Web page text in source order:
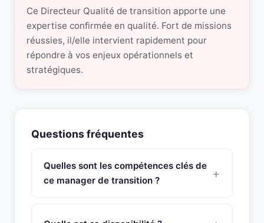
Ce Directeur Qualité de transition apporte une
expertise confirmée en qualité. Fort de missions
réussies, il/elle intervient rapidement pour
répondre à vos enjeux opérationnels et
stratégiques.
Questions fréquentes
Quelles sont les compétences clés de
ce manager de transition ?
possède une expertise approfondie en